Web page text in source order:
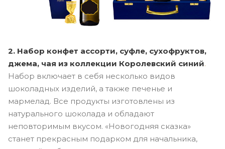
2. Набор конфет ассорти, суфле, сухофруктов,
джема, чая из коллекции Королевский синий.
Набор включает в себя несколько видов
шоколадных изделий, а также печенье и
мармелад. Все продукты изготовлены из
натурального шоколада и обладают
неповторимым вкусом. «Новогодняя сказка»
станет прекрасным подарком для начальника,